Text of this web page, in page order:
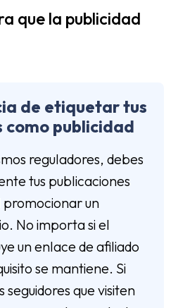
que la publicidad
de etiquetar tus
como publicidad
reguladores, debes
tus publicaciones
promocionar un
No importa si el
un enlace de afiliado
se mantiene. Si
seguidores que visiten